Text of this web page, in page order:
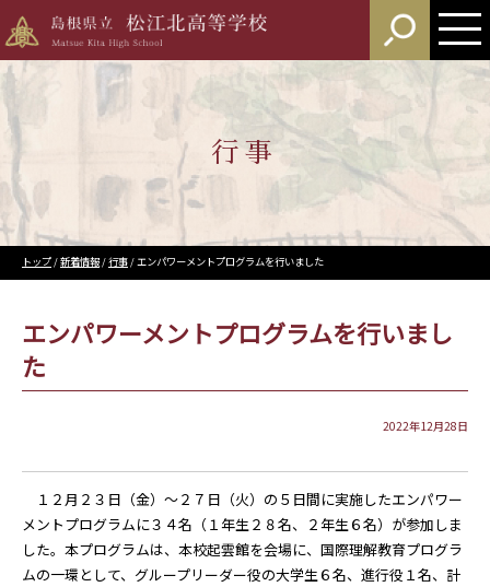
行事
現
在
置：
トップ/新着情報/行事/エンパワーメントプログラムを行いました
エンパワーメントプログラムを行いまし
た
2022年12月28日
１２月２３日（金）～２７日（火）の５日間に実施したエンパワー
メントプログラムに３４名（１年生２８名、２年生６名）が参加しま
した。本プログラムは、本校起雲館を会場に、国際理解教育プログラ
ムの一環として、グループリーダー役の大学生６名、進行役１名、計